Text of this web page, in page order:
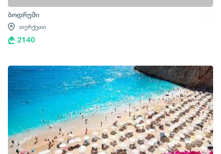
ბოდრუმი
თურქეთი
2140